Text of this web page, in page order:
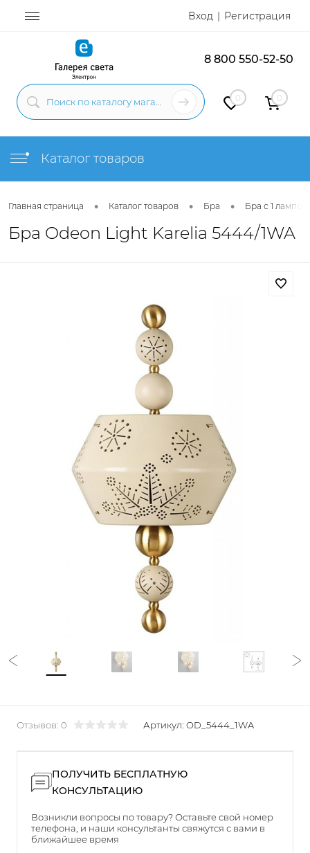
Вход Регистрация
8 800 550-52-50
0 0
Каталог товаров
Главная страница • Каталог товаров • Бра • Бра с 1 лампой
Бра Odeon Light Karelia 5444/1WA
Отзывов: 0 Артикул: OD_5444_1WA
ПОЛУЧИТЬ БЕСПЛАТНУЮ
КОНСУЛЬТАЦИЮ
Возникли вопросы по товару? Оставьте свой номер
телефона, и наши консультанты свяжутся с вами в
ближайшее время